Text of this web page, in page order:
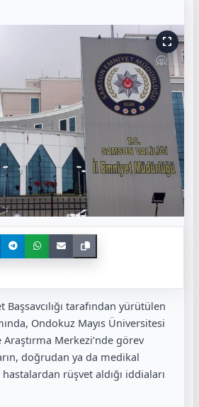
tarafından yürütülen
Ondokuz Mayıs Üniversitesi
Araştırma Merkezi’nde görev
doğrudan ya da medikal
hastalardan rüşvet aldığı iddiaları